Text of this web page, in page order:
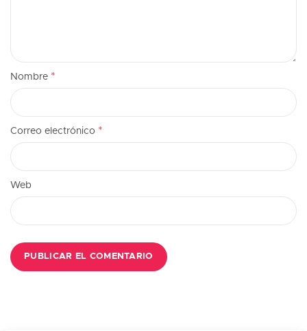
Nombre *
Correo electrónico *
Web